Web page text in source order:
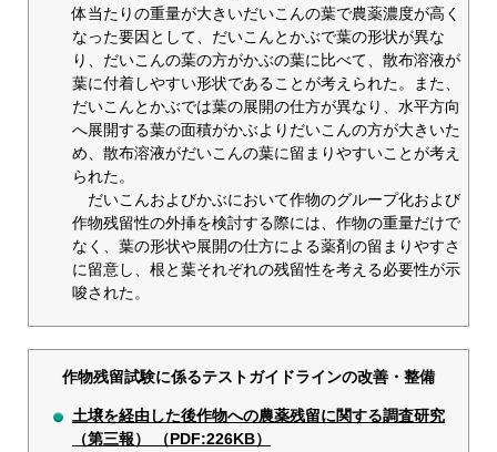
体当たりの重量が大きいだいこんの葉で農薬濃度が高く
なった要因として、だいこんとかぶで葉の形状が異な
り、だいこんの葉の方がかぶの葉に比べて、散布溶液が
葉に付着しやすい形状であることが考えられた。また、
だいこんとかぶでは葉の展開の仕方が異なり、水平方向
へ展開する葉の面積がかぶよりだいこんの方が大きいた
め、散布溶液がだいこんの葉に留まりやすいことが考え
られた。
だいこんおよびかぶにおいて作物のグループ化および
作物残留性の外挿を検討する際には、作物の重量だけで
なく、葉の形状や展開の仕方による薬剤の留まりやすさ
に留意し、根と葉それぞれの残留性を考える必要性が示
唆された。
作物残留試験に係るテストガイドラインの改善・整備
土壌を経由した後作物への農薬残留に関する調査研究
（第三報） （PDF:226KB）